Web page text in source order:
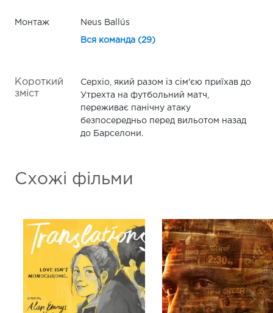
Монтаж Neus Ballús
Вся команда (29)
Короткий
зміст
Серхіо, який разом із сім'єю приїхав до
Утрехта на футбольний матч,
переживає панічну атаку
безпосередньо перед вильотом назад
до Барселони.
Схожі фільми